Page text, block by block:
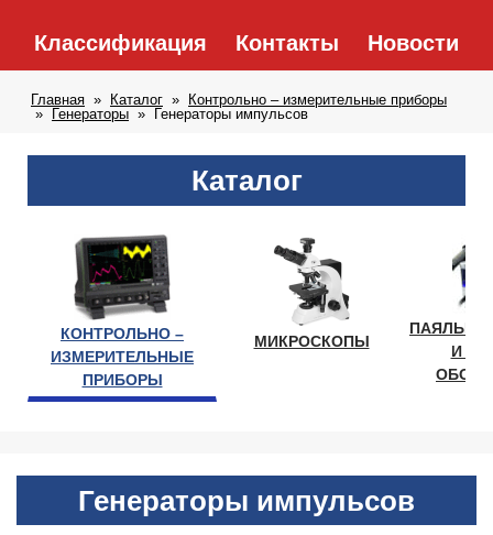
Классификация Контакты Новости
Главная Каталог
Контрольно – измерительные приборы
Генераторы
Генераторы импульсов
Каталог
КОНТРОЛЬНО –
ИЗМЕРИТЕЛЬНЫЕ
ПРИБОРЫ
МИКРОСКОПЫ
И
Генераторы импульсов